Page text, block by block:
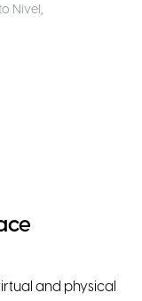
Nivel,
and physical